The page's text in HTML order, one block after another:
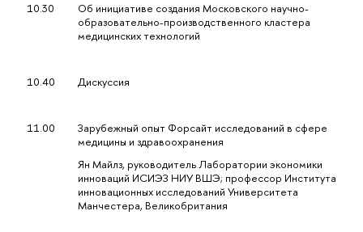
10.30
Об инициативе создания Московского научно-
образовательно-производственного кластера
медицинских технологий
10.40 Дискуссия
11.00
Зарубежный опыт Форсайт исследований в сфере
медицины и здравоохранения
Ян Майлз, руководитель Лаборатории экономики
инноваций ИСИЭЗ НИУ ВШЭ; профессор Института
инновационных исследований Университета
Манчестера, Великобритания